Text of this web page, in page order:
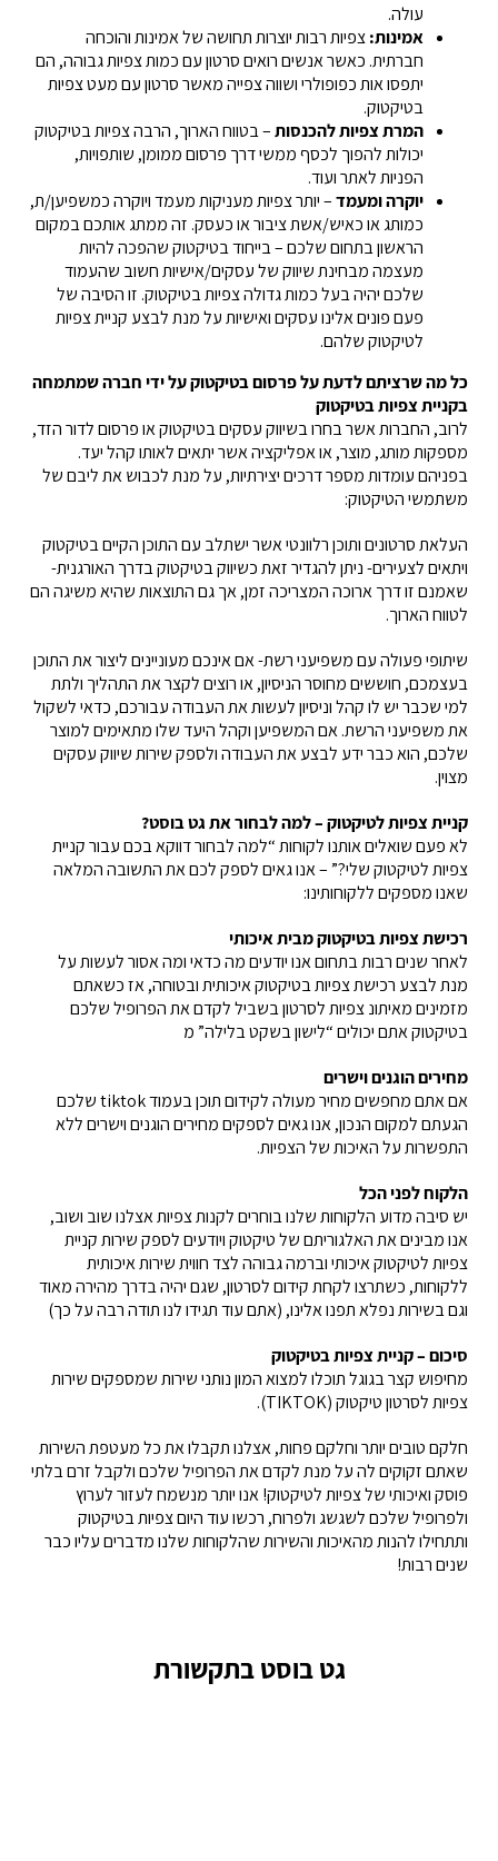
עולה.
אמינות:צפיות רבות יוצרות תחושה של אמינות והוכחה
חברתית. כאשר אנשים רואים סרטון עם כמות צפיות גבוהה, הם
יתפסו אות כפופולרי ושווה צפייה מאשר סרטון עם מעט צפיות
בטיקטוק.
המרת צפיות להכנסות– בטווח הארוך, הרבה צפיות בטיקטוק
יכולות להפוך לכסף ממשי דרך פרסום ממומן, שותפויות,
הפניות לאתר ועוד.
יוקרה ומעמד– יותר צפיות מעניקות מעמד ויוקרה כמשפיען/ת,
כמותג או כאיש/אשת ציבור או כעסק. זה ממתג אותכם במקום
הראשון בתחום שלכם – בייחוד בטיקטוק שהפכה להיות
מעצמה מבחינת שיווק של עסקים/אישיות חשוב שהעמוד
שלכם יהיה בעל כמות גדולה צפיות בטיקטוק. זו הסיבה של
פעם פונים אלינו עסקים ואישיות על מנת לבצע קניית צפיות
לטיקטוק שלהם.
כל מה שרציתם לדעת על פרסום בטיקטוק על ידי חברה שמתמחה
בקניית צפיות בטיקטוק
לרוב, החברות אשר בחרו בשיווק עסקים בטיקטוק או פרסום לדור הזד,
מספקות מותג, מוצר, או אפליקציה אשר יתאים לאותו קהל יעד.
בפניהם עומדות מספר דרכים יצירתיות, על מנת לכבוש את ליבם של
משתמשי הטיקטוק:
העלאת סרטונים ותוכן רלוונטי אשר ישתלב עם התוכן הקיים בטיקטוק
ויתאים לצעירים- ניתן להגדיר זאת כשיווק בטיקטוק בדרך האורגנית-
שאמנם זו דרך ארוכה המצריכה זמן, אך גם התוצאות שהיא משיגה הם
לטווח הארוך.
שיתופי פעולה עם משפיעני רשת- אם אינכם מעוניינים ליצור את התוכן
בעצמכם, חוששים מחוסר הניסיון, או רוצים לקצר את התהליך ולתת
למי שכבר יש לו קהל וניסיון לעשות את העבודה עבורכם, כדאי לשקול
את משפיעני הרשת. אם המשפיען וקהל היעד שלו מתאימים למוצר
שלכם, הוא כבר ידע לבצע את העבודה ולספק שירות שיווק עסקים
מצוין.
קניית צפיות לטיקטוק – למה לבחור את גט בוסט?
לא פעם שואלים אותנו לקוחות “למה לבחור דווקא בכם עבור קניית
צפיות לטיקטוק שלי?” – אנו גאים לספק לכם את התשובה המלאה
שאנו מספקים ללקוחותינו:
רכישת צפיות בטיקטוק מבית איכותי
לאחר שנים רבות בתחום אנו יודעים מה כדאי ומה אסור לעשות על
מנת לבצע רכישת צפיות בטיקטוק איכותית ובטוחה, אז כשאתם
מזמינים מאיתונ צפיות לסרטון בשביל לקדם את הפרופיל שלכם
בטיקטוק אתם יכולים “לישון בשקט בלילה” מ
מחירים הוגנים וישרים
אם אתם מחפשים מחיר מעולה לקידום תוכן בעמוד tiktok שלכם
הגעתם למקום הנכון, אנו גאים לספקים מחירים הוגנים וישרים ללא
התפשרות על האיכות של הצפיות.
הלקוח לפני הכל
יש סיבה מדוע הלקוחות שלנו בוחרים לקנות צפיות אצלנו שוב ושוב,
אנו מבינים את האלגוריתם של טיקטוק ויודעים לספק שירות קניית
צפיות לטיקטוק איכותי וברמה גבוהה לצד חווית שירות איכותית
ללקוחות, כשתרצו לקחת קידום לסרטון, שגם יהיה בדרך מהירה מאוד
וגם בשירות נפלא תפנו אלינו, (אתם עוד תגידו לנו תודה רבה על כך)
סיכום – קניית צפיות בטיקטוק
מחיפוש קצר בגוגל תוכלו למצוא המון נותני שירות שמספקים שירות
צפיות לסרטון טיקטוק (TIKTOK).
חלקם טובים יותר וחלקם פחות, אצלנו תקבלו את כל מעטפת השירות
שאתם זקוקים לה על מנת לקדם את הפרופיל שלכם ולקבל זרם בלתי
פוסק ואיכותי של צפיות לטיקטוק! אנו יותר מנשמח לעזור לערוץ
ולפרופיל שלכם לשגשג ולפרוח, רכשו עוד היום צפיות בטיקטוק
ותתחילו להנות מהאיכות והשירות שהלקוחות שלנו מדברים עליו כבר
שנים רבות!
גט בוסט בתקשורת